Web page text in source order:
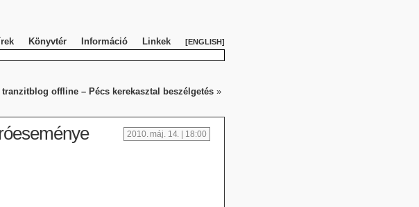
Könyvtér Információ Linkek ENGLISH
tranzitblog offline – Pécs kerekasztal beszélgetés »
2010. máj. 14. | 18:00